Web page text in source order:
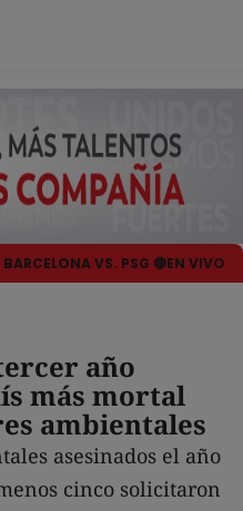
BARCELONA VS. PSG 🔴EN VIVO
año
más mortal
ambientales
asesinados el año
cinco solicitaron